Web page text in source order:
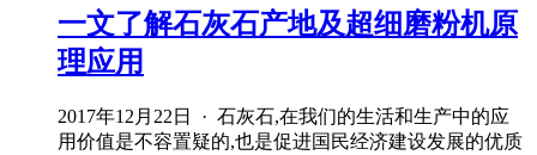
一文了解石灰石产地及超细磨粉机原
理应用
2017年12月22日 · 石灰石,在我们的生活和生产中的应
用价值是不容置疑的,也是促进国民经济建设发展的优质